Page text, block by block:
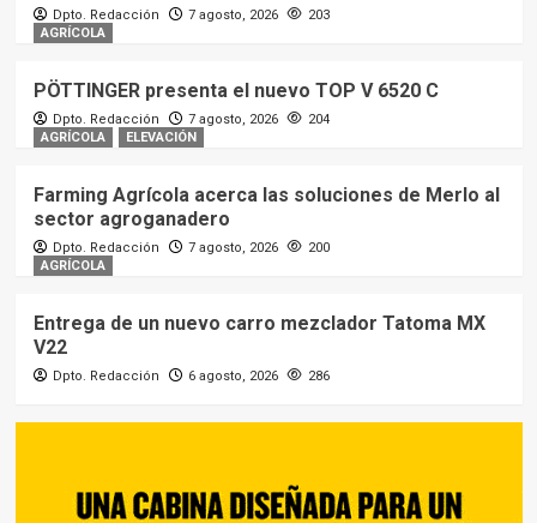
Dpto. Redacción 7 agosto, 2026
203
AGRÍCOLA
PÖTTINGER presenta el nuevo TOP V 6520 C
Dpto. Redacción 7 agosto, 2026
204
AGRÍCOLA
ELEVACIÓN
Farming Agrícola acerca las soluciones de Merlo al
sector agroganadero
Dpto. Redacción 7 agosto, 2026
200
AGRÍCOLA
Entrega de un nuevo carro mezclador Tatoma MX
V22
Dpto. Redacción 6 agosto, 2026 286